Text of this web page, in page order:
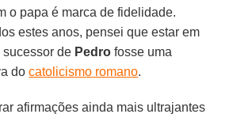
o papa é marca de fidelidade.
estes anos, pensei que estar em
de Pedro fosse uma
docatolicismo romano.
afirmações ainda mais ultrajantes